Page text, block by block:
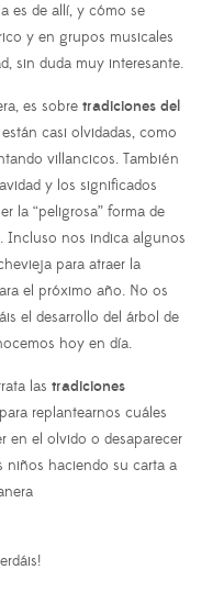
es de allí, y cómo se
y en grupos musicales
sin duda muy interesante.
es sobre tradiciones del
casi olvidadas, como
villancicos. También
y los significados
la “peligrosa” forma de
Incluso nos indica algunos
para atraer la
el próximo año. No os
el desarrollo del árbol de
hoy en día.
las tradiciones
para replantearnos cuáles
en el olvido o desaparecer
niños haciendo su carta a